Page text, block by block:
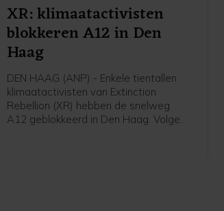
XR: klimaatactivisten
blokkeren A12 in Den
Haag
DEN HAAG (ANP) - Enkele tientallen
klimaatactivisten van Extinction
Rebellion (XR) hebben de snelweg
A12 geblokkeerd in Den Haag. Volgens